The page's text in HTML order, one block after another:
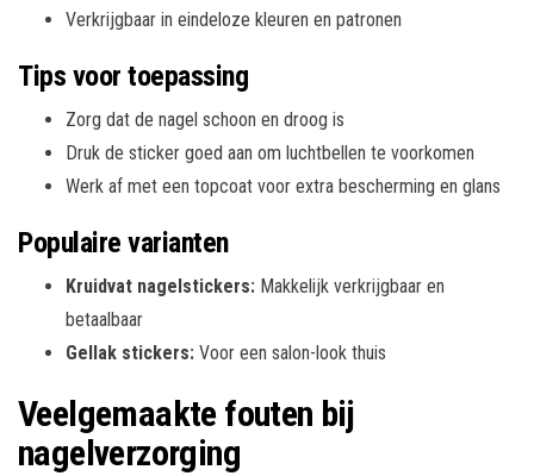
Verkrijgbaar in eindeloze kleuren en patronen
Tips voor toepassing
Zorg dat de nagel schoon en droog is
Druk de sticker goed aan om luchtbellen te voorkomen
Werk af met een topcoat voor extra bescherming en glans
Populaire varianten
Kruidvat nagelstickers: Makkelijk verkrijgbaar en
betaalbaar
Gellak stickers: Voor een salon-look thuis
Veelgemaakte fouten bij
nagelverzorging